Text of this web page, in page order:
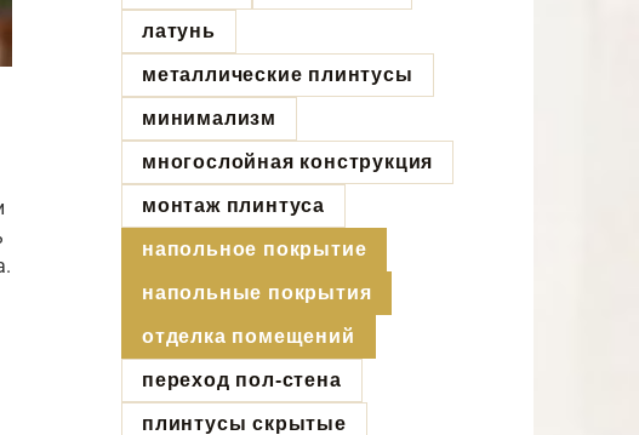
латунь
металлические плинтусы
минимализм
многослойная конструкция
монтаж плинтуса
напольное покрытие
напольные покрытия
отделка помещений
переход пол-стена
плинтусы скрытые